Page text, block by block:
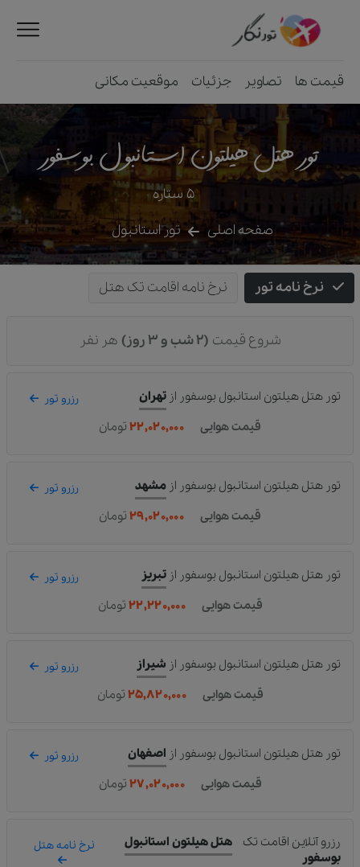
قیمت ها تصاویر جزئیات موقعیت مکانی
تور هتل هیلتون استانبول بوسفور
5 ستاره
صفحه اصلی
تور استانبول
نرخ نامه تور نرخ نامه اقامت تک هتل
شروع قیمت (2 شب و 3 روز) هر نفر
تور هتل هیلتون استانبول بوسفور از تهران رزرو تور
قیمت هوایی ۲۲,۰۲۰,۰۰۰ تومان
تور هتل هیلتون استانبول بوسفور از مشهد رزرو تور
قیمت هوایی ۲۹,۰۲۰,۰۰۰ تومان
تور هتل هیلتون استانبول بوسفور از تبریز رزرو تور
قیمت هوایی ۲۲,۲۲۰,۰۰۰ تومان
تور هتل هیلتون استانبول بوسفور از شیراز رزرو تور
قیمت هوایی ۲۵,۸۲۰,۰۰۰ تومان
تور هتل هیلتون استانبول بوسفور از اصفهان رزرو تور
قیمت هوایی ۲۷,۰۲۰,۰۰۰ تومان
رزرو آنلاین اقامت تک
هتل هیلتون استانبول
بوسفور
نرخ نامه هتل